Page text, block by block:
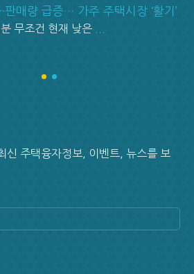
판매량 급증… 가주 주택시장 ‘활기’
무조건 현재 낮은
신 주택융자정보, 이벤트, 뉴스를 보